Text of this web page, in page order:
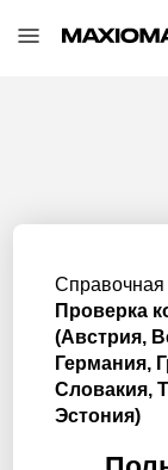
Проверка
(Австрия,
Германия,
Словакия,
Эстония)